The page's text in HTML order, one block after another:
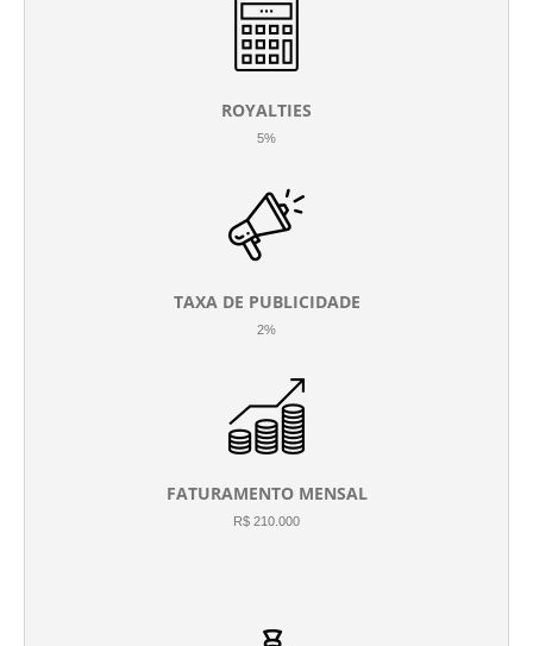
ROYALTIES
5%
TAXA DE PUBLICIDADE
2%
FATURAMENTO MENSAL
R$ 210.000